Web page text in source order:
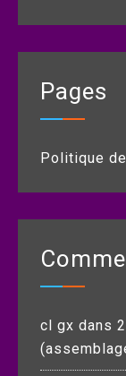
Pages
Politique
cl gx dans